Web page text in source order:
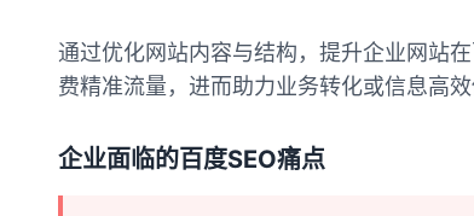
通过优化网站内容与结构，提升企业网站
费精准流量，进而助力业务转化或信息高效
企业面临的百度SEO痛点